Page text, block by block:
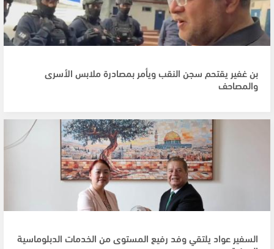
بن غفير يقتحم سجن النقب ويأمر بمصادرة ملابس الأسرى
والمصاحف
السفير عواد يلتقي وفد رفيع المستوى من الخدمات الدبلوماسية